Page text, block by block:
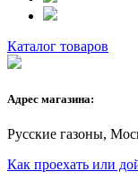
Каталог товаров
Адрес магазина:
Русские газоны,
Как проехать или